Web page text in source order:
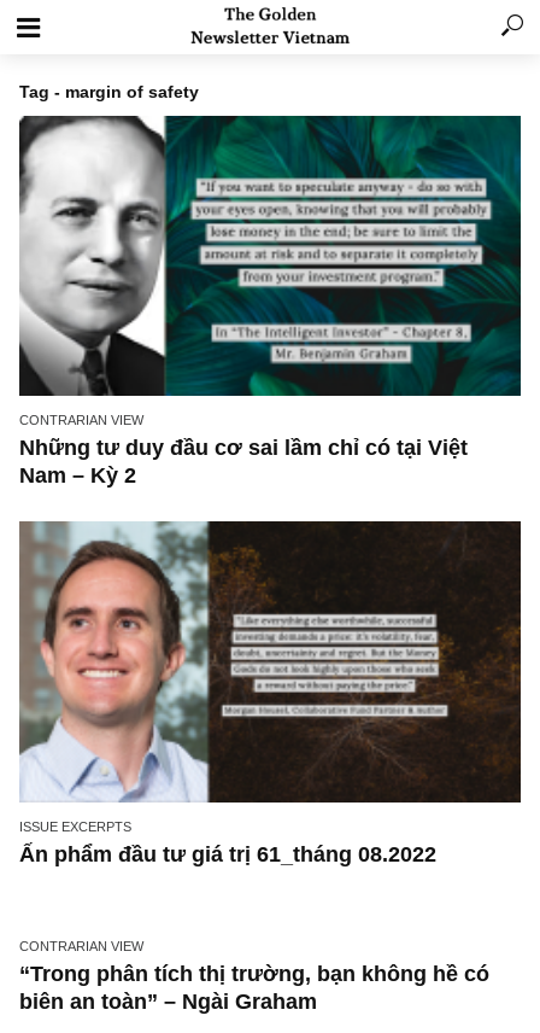
Tag - margin of safety
CONTRARIAN VIEW
Nam – Kỳ 2
Ấn phẩm đầu tư giá trị 61_tháng 08.2022